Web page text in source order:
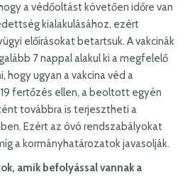
a védőoltást követően időre van
kialakulásához, ezért
előírásokat betartsuk. A vakcinák
7 nappal alakul ki a megfelelő
hogy ugyan a vakcina véd a
fertőzés ellen, a beoltott egyén
továbbra is terjesztheti a
Ezért az óvó rendszabályokat
a kormányhatározatok javasolják.
amik befolyással vannak a